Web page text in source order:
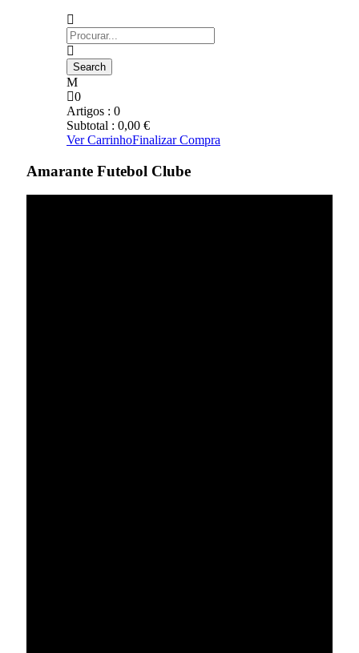
0
Artigos : 0
Subtotal : 0,00 €
Ver CarrinhoFinalizar Compra
Amarante Futebol Clube